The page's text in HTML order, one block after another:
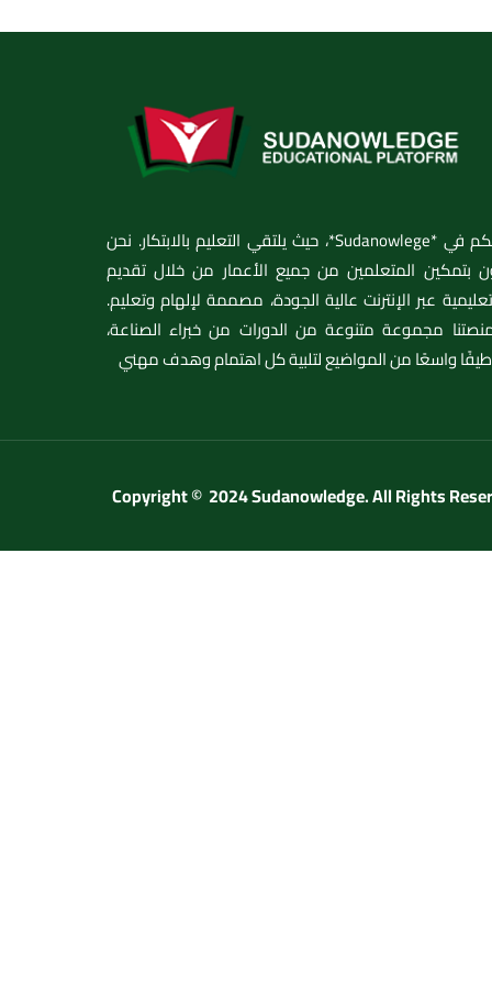
مرحبًا بكم في *Sudanowlege*، حيث يلتقي التعليم بالابتكار. نحن
بتمكين المتعلمين من جميع الأعمار من خلال تقديم
عبر الإنترنت عالية الجودة، مصممة لإلهام وتعليم.
مجموعة متنوعة من الدورات من خبراء الصناعة،
واسعًا من المواضيع لتلبية كل اهتمام وهدف مهني
Copyright © 2024 Sudanowledge. All Rights